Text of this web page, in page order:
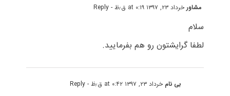
مشاور خرداد ۲۳, ۱۳۹۷ at ۰:۱۹ ق٫ظ - Reply
سلام
لطفا گرایشتون رو هم بفرمایید.
بی نام خرداد ۲۳, ۱۳۹۷ at ۰:۴۲ ق٫ظ - Reply